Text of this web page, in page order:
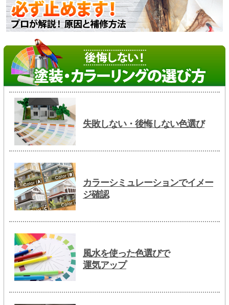
失敗しない・後悔しない色選び
カラーシミュレーションでイメー
ジ確認
風水を使った色選びで
運気アップ